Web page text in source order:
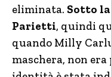
eliminata. Sotto la
Parietti, quindi
quando Milly
maschera, non